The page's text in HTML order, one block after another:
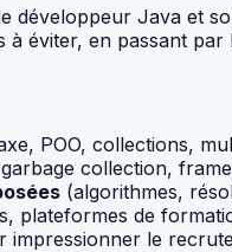
Java et
éviter, en passant
POO, collections,
collection,
(algorithmes,
plateformes de
impressionner le